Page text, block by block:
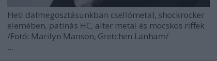
Heti dalmegosztásunkban csellómetal, shockrocker
elemében, patinás HC, alter metal és mocskos riffek
/Fotó: Marilyn Manson, Gretchen Lanham/
...